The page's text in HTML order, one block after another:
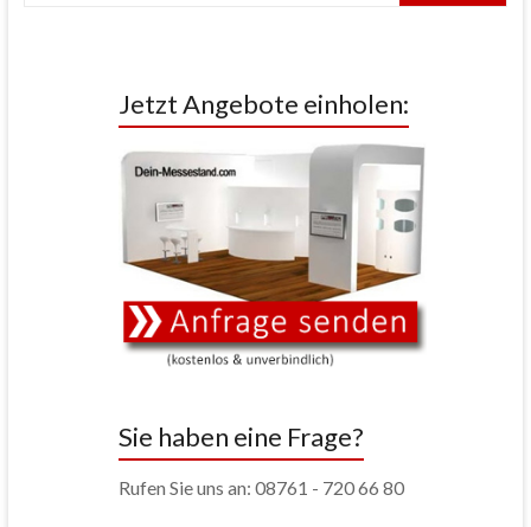
Jetzt Angebote einholen:
Sie haben eine Frage?
Rufen Sie uns an: 08761 - 720 66 80